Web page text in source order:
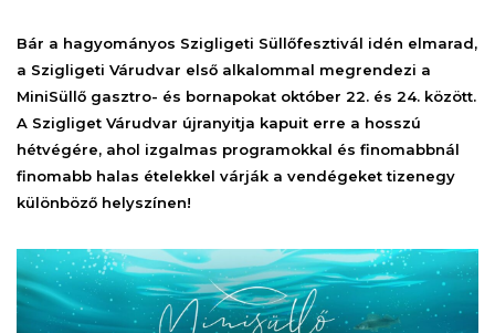
Bár a hagyományos Szigligeti Süllőfesztivál idén elmarad,
a Szigligeti Várudvar első alkalommal megrendezi a
MiniSüllő gasztro- és bornapokat október 22. és 24. között.
A Szigliget Várudvar újranyitja kapuit erre a hosszú
hétvégére, ahol izgalmas programokkal és finomabbnál
finomabb halas ételekkel várják a vendégeket tizenegy
különböző helyszínen!